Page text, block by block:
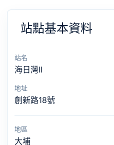
站點基本資料
站名
海日灣II
地址
創新路18號
地區
大埔